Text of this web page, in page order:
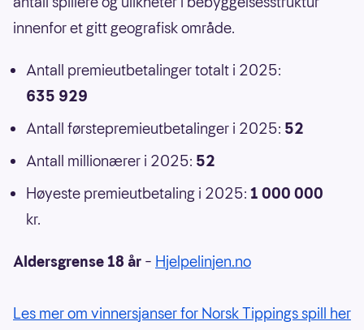
innenfor et gitt geografisk område.
Antall premieutbetalinger totalt i 2025:
635 929
Antall førstepremieutbetalinger i 2025: 52
Antall millionærer i 2025: 52
Høyeste premieutbetaling i 2025: 1 000 000
kr.
Aldersgrense 18 år – Hjelpelinjen.no
Les mer om vinnersjanser for Norsk Tippings spill her